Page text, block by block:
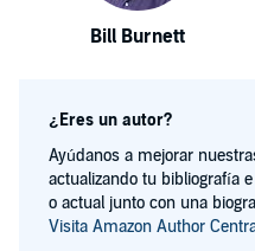
Bill Burnett
¿Eres un autor?
Ayúdanos a mejorar
actualizando tu bibliografía
o actual junto con una
Visita Amazon Author